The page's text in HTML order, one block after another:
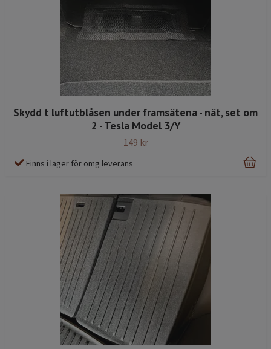
Skydd t luftutblåsen under framsätena - nät, set om
2 - Tesla Model 3/Y
149 kr
Finns i lager för omg leverans